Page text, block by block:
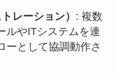
レーション） : 複数
ルやITシステムを連
ーとして協調動作さ